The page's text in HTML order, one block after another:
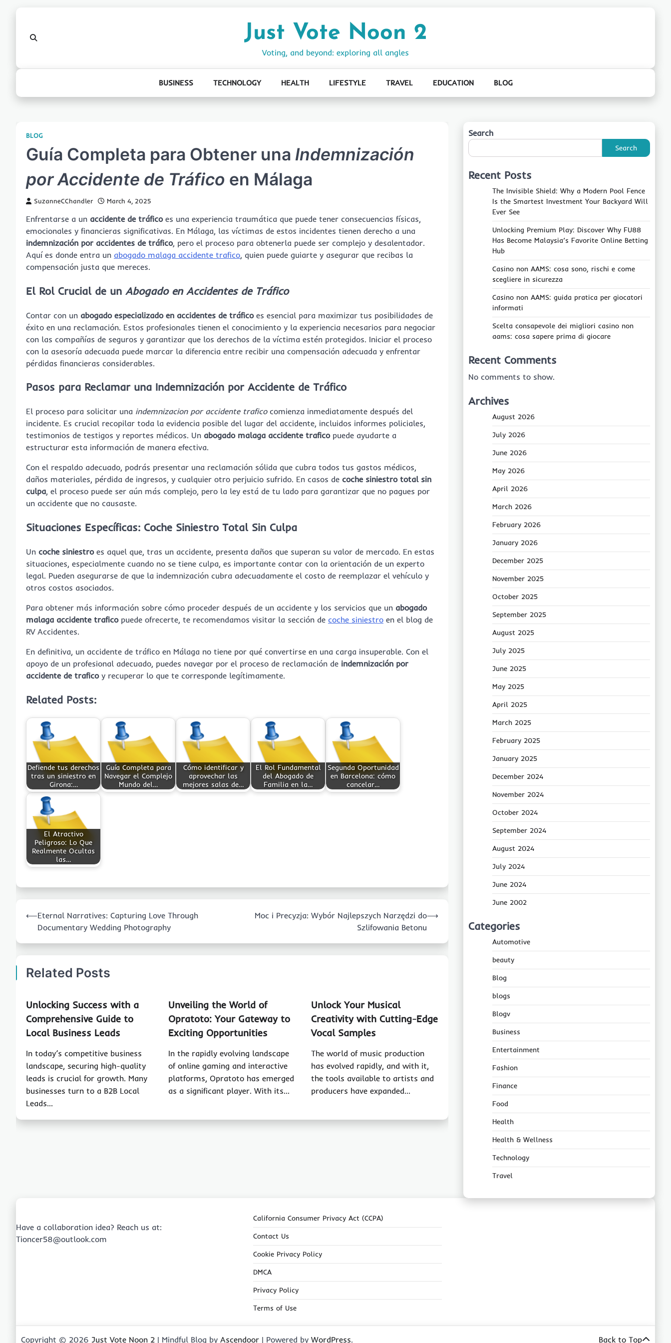
Just Vote Noon 2
Voting, and beyond: exploring all angles
BUSINESS TECHNOLOGY HEALTH LIFESTYLE TRAVEL EDUCATION BLOG
BLOG
Guía Completa para Obtener una Indemnización
por Accidente de Tráfico en Málaga
SuzanneCChandler March 4, 2025
Enfrentarse a un accidente de tráficoes una experiencia traumática que puede tener consecuencias físicas,
emocionales y financieras significativas. En Málaga, las víctimas de estos incidentes tienen derecho a una
indemnización por accidentes de tráfico, pero el proceso para obtenerla puede ser complejo y desalentador.
Aquí es donde entra un abogado malaga accidente trafico, quien puede guiarte y asegurar que recibas la
compensación justa que mereces.
El Rol Crucial de un Abogado en Accidentes de Tráfico
Contar con un abogado especializado en accidentes de tráficoes esencial para maximizar tus posibilidades de
éxito en una reclamación. Estos profesionales tienen el conocimiento y la experiencia necesarios para negociar
con las compañías de seguros y garantizar que los derechos de la víctima estén protegidos. Iniciar el proceso
con la asesoría adecuada puede marcar la diferencia entre recibir una compensación adecuada y enfrentar
pérdidas financieras considerables.
Pasos para Reclamar una Indemnización por Accidente de Tráfico
El proceso para solicitar una indemnizacion por accidente traficocomienza inmediatamente después del
incidente. Es crucial recopilar toda la evidencia posible del lugar del accidente, incluidos informes policiales,
testimonios de testigos y reportes médicos. Un abogado malaga accidente traficopuede ayudarte a
estructurar esta información de manera efectiva.
Con el respaldo adecuado, podrás presentar una reclamación sólida que cubra todos tus gastos médicos,
daños materiales, pérdida de ingresos, y cualquier otro perjuicio sufrido. En casos de coche siniestro total sin
culpa, el proceso puede ser aún más complejo, pero la ley está de tu lado para garantizar que no pagues por
un accidente que no causaste.
Situaciones Específicas: Coche Siniestro Total Sin Culpa
Un coche siniestroes aquel que, tras un accidente, presenta daños que superan su valor de mercado. En estas
situaciones, especialmente cuando no se tiene culpa, es importante contar con la orientación de un experto
legal. Pueden asegurarse de que la indemnización cubra adecuadamente el costo de reemplazar el vehículo y
otros costos asociados.
Para obtener más información sobre cómo proceder después de un accidente y los servicios que un abogado
malaga accidente traficopuede ofrecerte, te recomendamos visitar la sección de coche siniestro en el blog de
RV Accidentes.
En definitiva, un accidente de tráfico en Málaga no tiene por qué convertirse en una carga insuperable. Con el
apoyo de un profesional adecuado, puedes navegar por el proceso de reclamación de indemnización por
accidente de traficoy recuperar lo que te corresponde legítimamente.
Related Posts:
Defiende tus derechos
tras un siniestro en
Girona:…
Guía Completa para
Navegar el Complejo
Mundo del…
Cómo identificar y
aprovechar las
mejores salas de…
El Rol Fundamental
del Abogado de
Familia en la…
Segunda Oportunidad
en Barcelona: cómo
cancelar…
El Atractivo
Peligroso: Lo Que
Realmente Ocultas
las…
navigation
⟵Eternal Narratives: Capturing Love Through
Documentary Wedding Photography
Moc i Precyzja: Wybór Najlepszych Narzędzi do
Szlifowania Betonu
⟶
Related Posts
Unlocking Success with a
Comprehensive Guide to
Local Business Leads
In today’s competitive business
landscape, securing high-quality
leads is crucial for growth. Many
businesses turn to a B2B Local
Leads…
Unveiling the World of
Opratoto: Your Gateway to
Exciting Opportunities
In the rapidly evolving landscape
of online gaming and interactive
platforms, Opratoto has emerged
as a significant player. With its…
Unlock Your Musical
Creativity with Cutting-Edge
Vocal Samples
The world of music production
has evolved rapidly, and with it,
the tools available to artists and
producers have expanded…
Search
Search
Recent Posts
The Invisible Shield: Why a Modern Pool Fence
Is the Smartest Investment Your Backyard Will
Ever See
Unlocking Premium Play: Discover Why FU88
Has Become Malaysia’s Favorite Online Betting
Hub
Casino non AAMS: cosa sono, rischi e come
scegliere in sicurezza
Casino non AAMS: guida pratica per giocatori
informati
Scelta consapevole dei migliori casino non
aams: cosa sapere prima di giocare
Recent Comments
No comments to show.
Archives
August 2026
July 2026
June 2026
May 2026
April 2026
March 2026
February 2026
January 2026
December 2025
November 2025
October 2025
September 2025
August 2025
July 2025
June 2025
May 2025
April 2025
March 2025
February 2025
January 2025
December 2024
November 2024
October 2024
September 2024
August 2024
July 2024
June 2024
June 2002
Categories
Automotive
beauty
Blog
blogs
Blogv
Business
Entertainment
Fashion
Finance
Food
Health
Health & Wellness
Technology
Travel
Have a collaboration idea? Reach us at:
Tioncer58@outlook.com
California Consumer Privacy Act (CCPA)
Contact Us
Cookie Privacy Policy
DMCA
Privacy Policy
Terms of Use
Copyright © 2026 Just Vote Noon 2 | Mindful Blog by Ascendoor | Powered by WordPress. Back to Top